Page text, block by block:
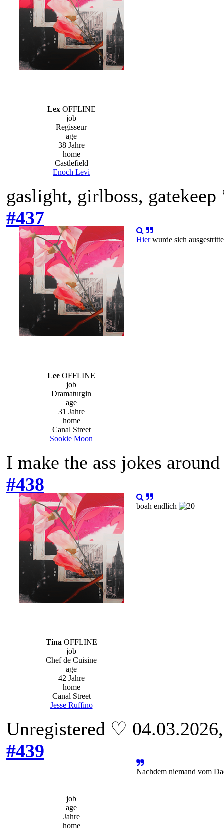
LexOFFLINE
job
Regisseur
age
38 Jahre
home
Castlefield
Enoch Levi
gaslight, girlboss,
#437
Lee OFFLINE
job
Dramaturgin
age
31 Jahre
home
Canal Street
Sookie Moon
Hierwurde sich
I make the ass jokes
#438
Tina OFFLINE
job
Chef de Cuisine
age
42 Jahre
home
Canal Street
Jesse Ruffino
boah endlich
Unregistered ♡
#439
job
age
Jahre
home
Nachdem niemand vom